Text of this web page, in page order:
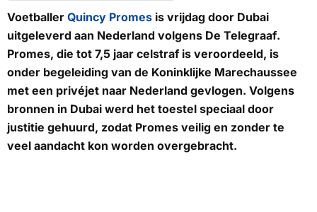
Voetballer Quincy Promes is vrijdag door Dubai
uitgeleverd aan Nederland volgens De Telegraaf.
Promes, die tot 7,5 jaar celstraf is veroordeeld, is
onder begeleiding van de Koninklijke Marechaussee
met een privéjet naar Nederland gevlogen. Volgens
bronnen in Dubai werd het toestel speciaal door
justitie gehuurd, zodat Promes veilig en zonder te
veel aandacht kon worden overgebracht.